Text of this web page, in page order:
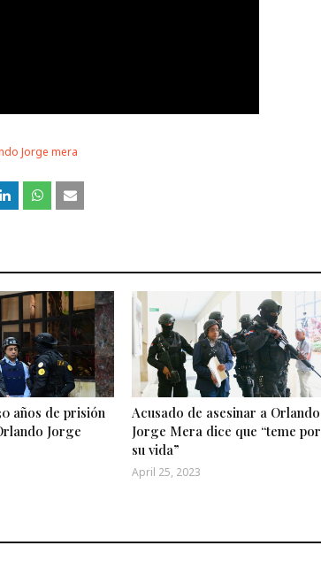
Jorge mera
años de prisión
Jorge
Acusado de asesinar a Orlando
Jorge Mera dice que “teme por
su vida”
April 25, 2023